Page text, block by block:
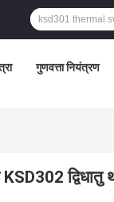
गुणवत्ता नियंत्रण
द्विधातु